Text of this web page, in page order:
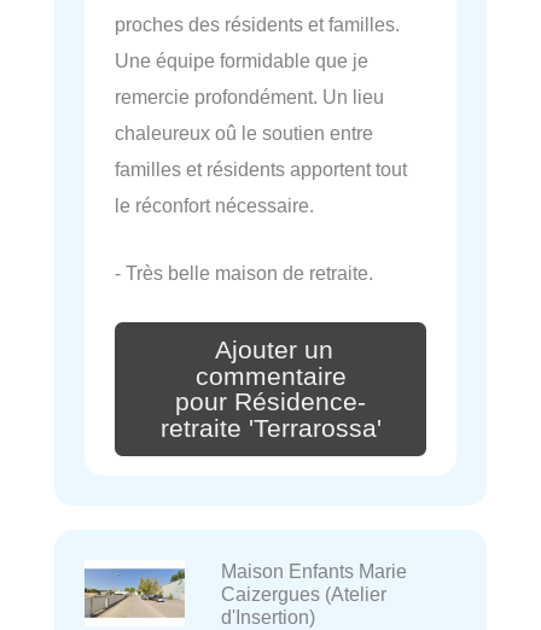
proches des résidents et familles.
Une équipe formidable que je
remercie profondément. Un lieu
chaleureux oû le soutien entre
familles et résidents apportent tout
le réconfort nécessaire.
- Très belle maison de retraite.
Ajouter un
commentaire
pour Résidence-
retraite 'Terrarossa'
Maison Enfants Marie
Caizergues (Atelier
d'Insertion)